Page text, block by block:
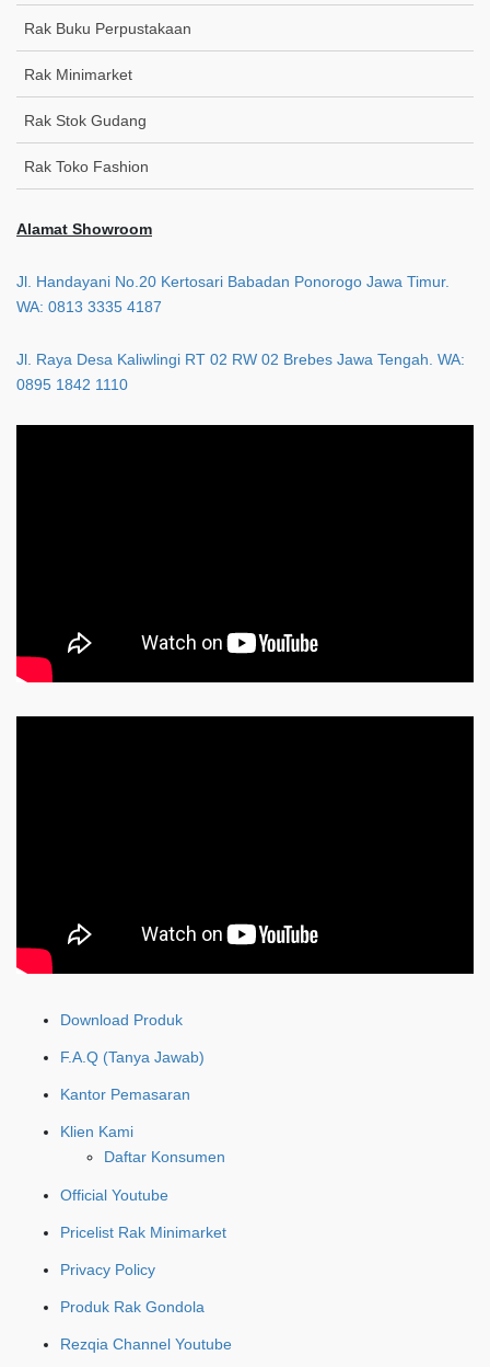
Rak Buku Perpustakaan
Rak Minimarket
Rak Stok Gudang
Rak Toko Fashion
Alamat Showroom
Jl. Handayani No.20 Kertosari Babadan Ponorogo Jawa Timur.
WA: 0813 3335 4187
Jl. Raya Desa Kaliwlingi RT 02 RW 02 Brebes Jawa Tengah. WA:
0895 1842 1110
Download Produk
F.A.Q (Tanya Jawab)
Kantor Pemasaran
Klien Kami
Daftar Konsumen
Official Youtube
Pricelist Rak Minimarket
Privacy Policy
Produk Rak Gondola
Rezqia Channel Youtube